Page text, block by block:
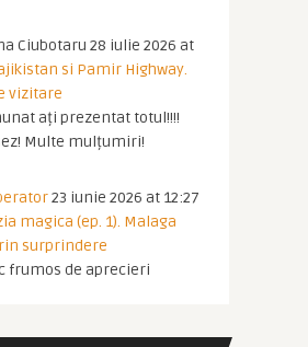
Ciubotaru 28 iulie 2026 at
si Pamir Highway.
vizitare
ați prezentat totul!!!!
Multe mulțumiri!
23 iunie 2026 at 12:27
magica (ep. 1). Malaga
surprindere
frumos de aprecieri